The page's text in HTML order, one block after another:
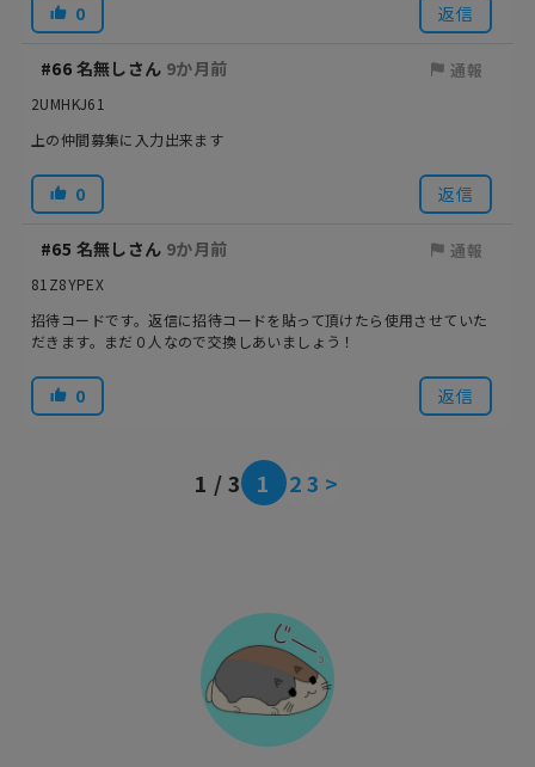
0 返信
#66 名無しさん 9か月前 通報
2UMHKJ61
上の仲間募集に入力出来ます
0 返信
#65 名無しさん 9か月前 通報
81Z8YPEX
招待コードです。返信に招待コードを貼って頂けたら使用させていた
だきます。まだ０人なので交換しあいましょう！
0 返信
1 / 3 1 23 >